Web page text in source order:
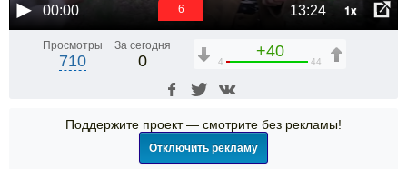
00:00 13:24 1x
6
Просмотры
710
За сегодня
0
+40
4 44
Поддержите проект — смотрите без рекламы!
Отключить рекламу